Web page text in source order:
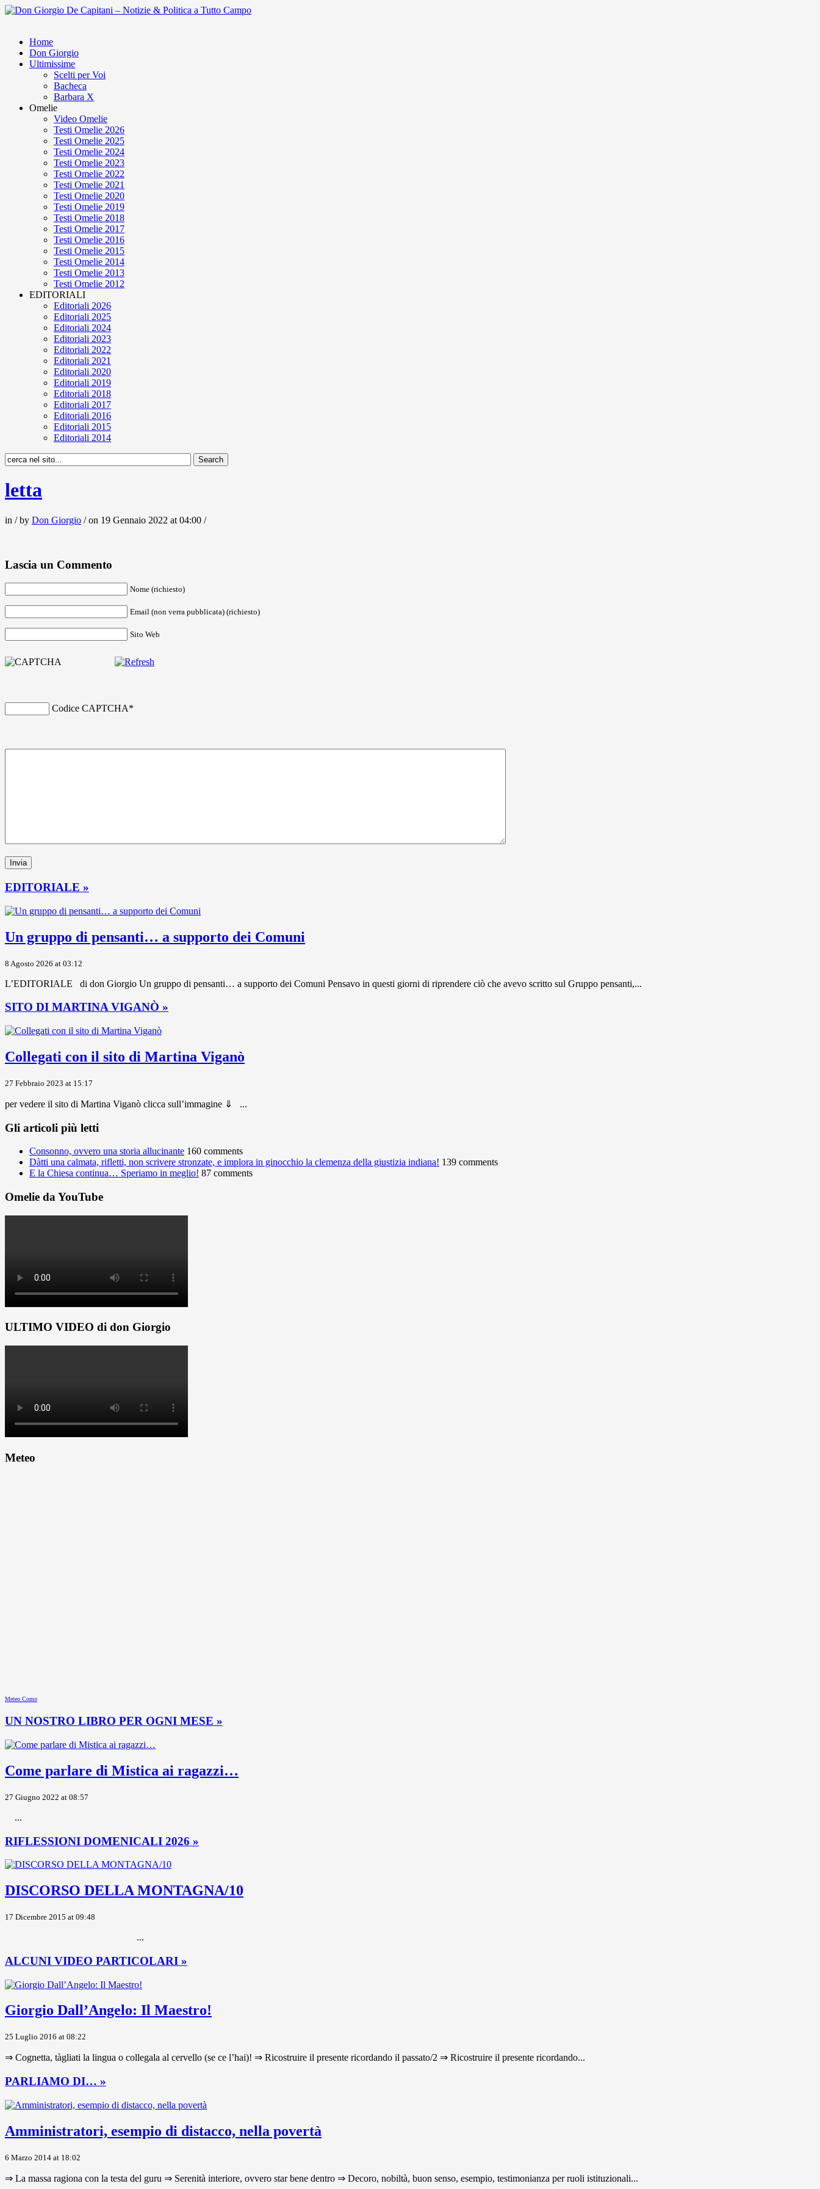
Home
Don Giorgio
Ultimissime
Scelti per Voi
Bacheca
Barbara X
Omelie
Video Omelie
Testi Omelie 2026
Testi Omelie 2025
Testi Omelie 2024
Testi Omelie 2023
Testi Omelie 2022
Testi Omelie 2021
Testi Omelie 2020
Testi Omelie 2019
Testi Omelie 2018
Testi Omelie 2017
Testi Omelie 2016
Testi Omelie 2015
Testi Omelie 2014
Testi Omelie 2013
Testi Omelie 2012
EDITORIALI
Editoriali 2026
Editoriali 2025
Editoriali 2024
Editoriali 2023
Editoriali 2022
Editoriali 2021
Editoriali 2020
Editoriali 2019
Editoriali 2018
Editoriali 2017
Editoriali 2016
Editoriali 2015
Editoriali 2014
letta
in / by Don Giorgio / on 19 Gennaio 2022 at 04:00 /
Lascia un Commento
Nome (richiesto)
Email (non verra pubblicata) (richiesto)
Sito Web
Codice CAPTCHA*
EDITORIALE »
Un gruppo di pensanti… a supporto dei Comuni
8 Agosto 2026 at 03:12
L’EDITORIALE di don Giorgio Un gruppo di pensanti… a supporto dei Comuni Pensavo in questi giorni di riprendere ciò che avevo scritto sul Gruppo pensanti,...
SITO DI MARTINA VIGANÒ »
Collegati con il sito di Martina Viganò
27 Febbraio 2023 at 15:17
per vedere il sito di Martina Viganò clicca sull’immagine ⇓ ...
Gli articoli più letti
Consonno, ovvero una storia allucinante 160 comments
Dàtti una calmata, rifletti, non scrivere stronzate, e implora in ginocchio la clemenza della giustizia indiana! 139 comments
E la Chiesa continua… Speriamo in meglio! 87 comments
Omelie da YouTube
ULTIMO VIDEO di don Giorgio
Meteo
Meteo Como
UN NOSTRO LIBRO PER OGNI MESE »
Come parlare di Mistica ai ragazzi…
27 Giugno 2022 at 08:57
...
RIFLESSIONI DOMENICALI 2026 »
DISCORSO DELLA MONTAGNA/10
17 Dicembre 2015 at 09:48
...
ALCUNI VIDEO PARTICOLARI »
Giorgio Dall’Angelo: Il Maestro!
25 Luglio 2016 at 08:22
⇒ Cognetta, tàgliati la lingua o collegala al cervello (se ce l’hai)! ⇒ Ricostruire il presente ricordando il passato/2 ⇒ Ricostruire il presente ricordando...
PARLIAMO DI… »
Amministratori, esempio di distacco, nella povertà
6 Marzo 2014 at 18:02
⇒ La massa ragiona con la testa del guru ⇒ Serenità interiore, ovvero star bene dentro ⇒ Decoro, nobiltà, buon senso, esempio, testimonianza per ruoli istituzionali...